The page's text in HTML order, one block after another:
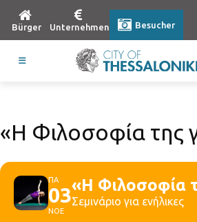
Bürger Unternehmen Besucher
«Η Φιλοσοφία της
ΠΑ
03
ΝΟΕ
«Η Φιλοσοφία
Σεμινάριο για ενήλικες